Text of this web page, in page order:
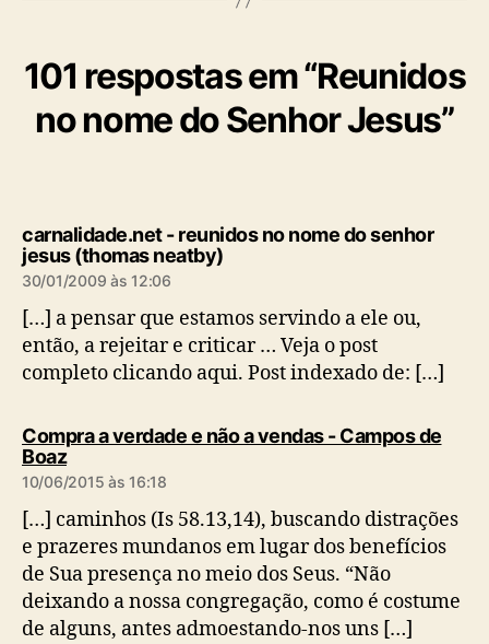
101 respostas em “Reunidos
no nome do Senhor Jesus”
carnalidade.net - reunidos no nome do senhor
jesus (thomas neatby)d
:
30/01/2009 às 12:06
[…] a pensar que estamos servindo a ele ou,
então, a rejeitar e criticar … Veja o post
completo clicando aqui. Post indexado de: […]
Compra a verdade e não a vendas - Campos de
Boazd
i
:
10/06/2015 às 16:18
[…] caminhos (Is 58.13,14), buscando distrações
e prazeres mundanos em lugar dos benefícios
de Sua presença no meio dos Seus. “Não
deixando a nossa congregação, como é costume
de alguns, antes admoestando-nos uns […]